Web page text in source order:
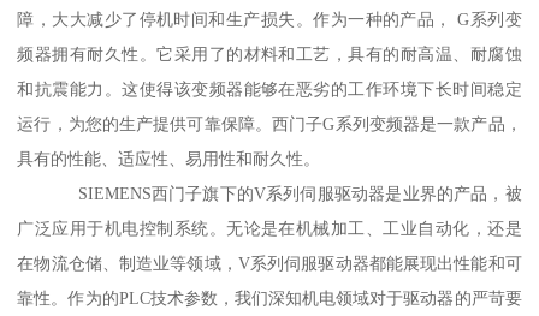
障，大大减少了停机时间和生产损失。作为一种的产品， G系列变
频器拥有耐久性。它采用了的材料和工艺，具有的耐高温、耐腐蚀
和抗震能力。这使得该变频器能够在恶劣的工作环境下长时间稳定
运行，为您的生产提供可靠保障。西门子G系列变频器是一款产品，
具有的性能、适应性、易用性和耐久性。
SIEMENS西门子旗下的V系列伺服驱动器是业界的产品，被
广泛应用于机电控制系统。无论是在机械加工、工业自动化，还是
在物流仓储、制造业等领域，V系列伺服驱动器都能展现出性能和可
靠性。作为的PLC技术参数，我们深知机电领域对于驱动器的严苛要